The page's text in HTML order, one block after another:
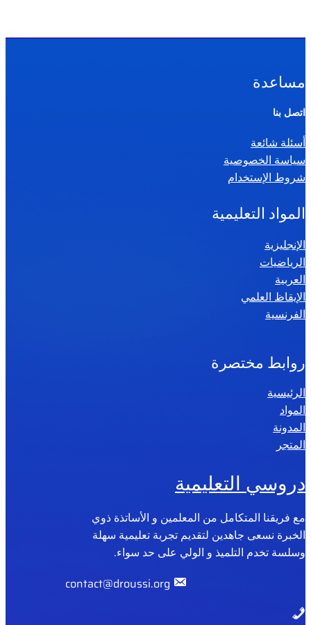
مساعدة
اتصل بنا
أسئلة شائعة
سياسة الخصوصية
شروط الإستخدام
المواد التعليمية
الإنجليزية
الرياضيات
العربية
الإيقاظ العلمي
الفرنسية
روابط مختصرة
الرئيسية
المواد
المدونة
المتجر
دروسي التعليمية
مع فريقنا المتكامل من المعلمين و الأساتذة ذوي
الخبرة نسعى جاهدين لتقديم تجربة تعليمية سهلة
وسلسة تخدم التلميذ و الولي على حد سواء.